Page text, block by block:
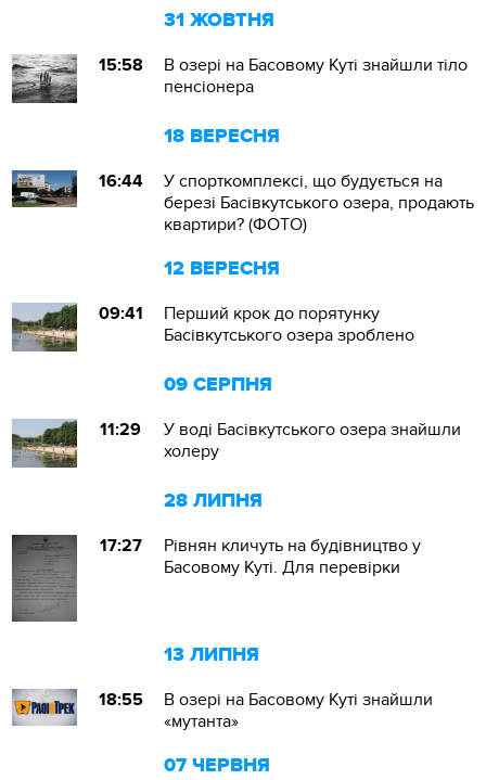
31 ЖОВТНЯ
15:58
В озері на Басовому Куті знайшли тіло
пенсіонера
18 ВЕРЕСНЯ
16:44
У спорткомплексі, що будується на
березі Басівкутського озера, продають
квартири? (ФОТО)
12 ВЕРЕСНЯ
09:41
Перший крок до порятунку
Басівкутського озера зроблено
09 СЕРПНЯ
11:29
У воді Басівкутського озера знайшли
холеру
28 ЛИПНЯ
17:27
Рівнян кличуть на будівництво у
Басовому Куті. Для перевірки
13 ЛИПНЯ
18:55
В озері на Басовому Куті знайшли
«мутанта»
07 ЧЕРВНЯ